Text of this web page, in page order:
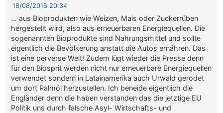
18/08/2016 20:34
… aus Bioprodukten wie Weizen, Mais oder Zuckerrüben
hergestellt wird, also aus erneuerbaren Energiequellen. Die
sogenannten Bioprodukte sind Nahrungsmittel und sollte
eigentlich die Bevölkerung anstatt die Autos ernähren. Das
ist eine perverse Welt! Zudem lügt wieder die Presse denn
für den Biosprit werden nicht nur erneuerbare Energiequellen
verwendet sondern in Latainamerika auch Urwald gerodet
um dort Palmöl herzustellen. Ich beneide eigentlich die
Engländer denn die haben verstanden das die jetztige EU
Politik uns durch falsche Asyl- Wirtschafts- und